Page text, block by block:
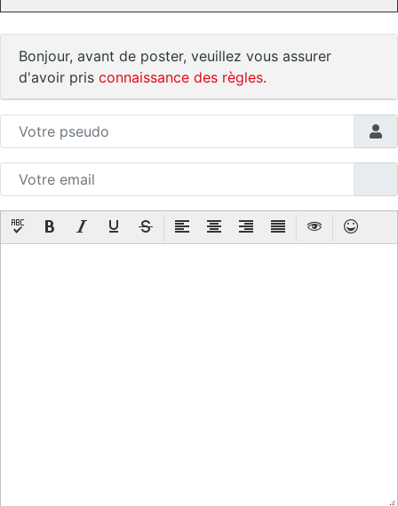
Bonjour, avant de poster, veuillez vous assurer
d'avoir pris connaissance des règles.